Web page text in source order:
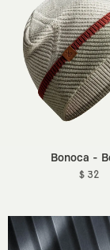
Bonoca -
$ 32